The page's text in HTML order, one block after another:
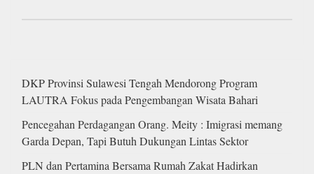
DKP Provinsi Sulawesi Tengah Mendorong Program
LAUTRA Fokus pada Pengembangan Wisata Bahari
Pencegahan Perdagangan Orang. Meity : Imigrasi memang
Garda Depan, Tapi Butuh Dukungan Lintas Sektor
PLN dan Pertamina Bersama Rumah Zakat Hadirkan